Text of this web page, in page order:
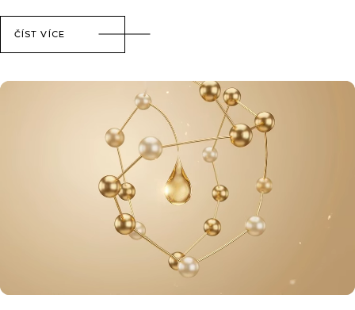
ČÍST VÍCE